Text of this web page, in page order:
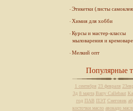
Этикетки (листы
Химия для хобби
Курсы и мастер-классы
мыловарения и
Мелкий опт
Популярные
1 сентября 23 февраля
3д 8 марта Barry Callebaut
год ПАВ ПЭТ Снеговик
косточки масло авокадо